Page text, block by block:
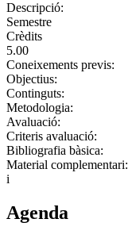
Descripció:
Semestre
Crèdits
5.00
Coneixements previs:
Objectius:
Continguts:
Metodologia:
Avaluació:
Criteris avaluació:
Bibliografia bàsica:
Material complementari:
i
Agenda